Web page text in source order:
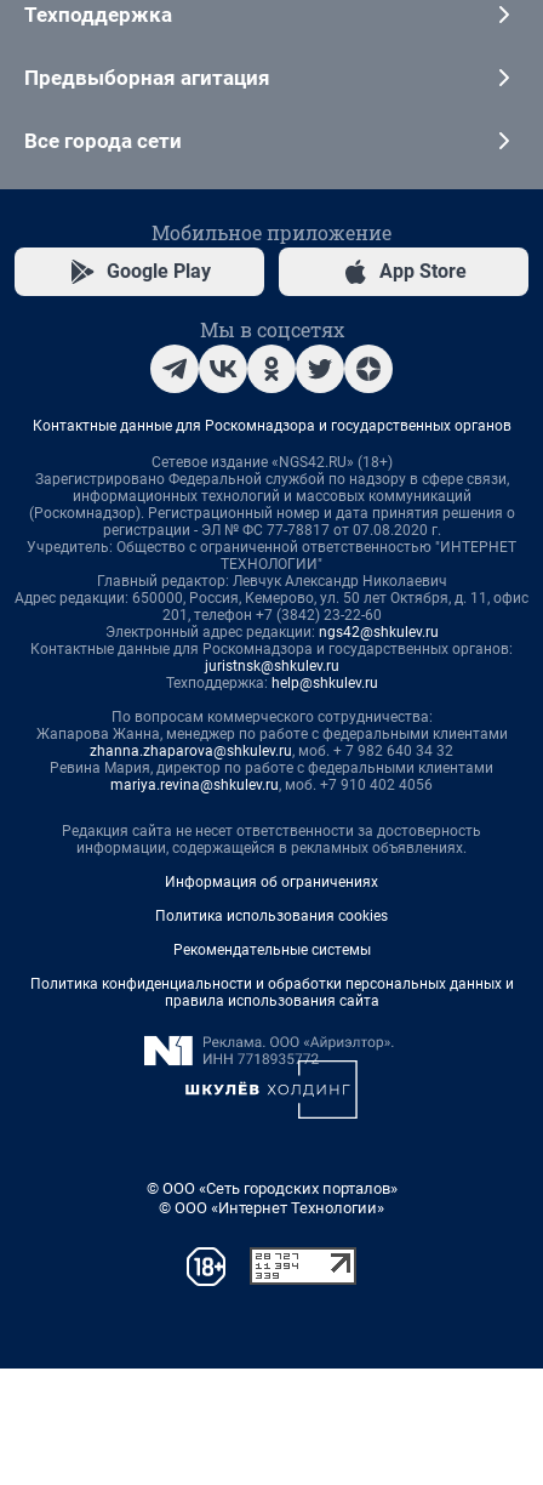
Техподдержка
Предвыборная агитация
Все города сети
Мобильное приложение
Google Play App Store
Мы в соцсетях
Контактные данные для Роскомнадзора и государственных органов
Сетевое издание «NGS42.RU» (18+)
Зарегистрировано Федеральной службой по надзору в сфере связи,
информационных технологий и массовых коммуникаций
(Роскомнадзор). Регистрационный номер и дата принятия решения о
регистрации - ЭЛ № ФС 77-78817 от 07.08.2020 г.
Учредитель: Общество с ограниченной ответственностью "ИНТЕРНЕТ
ТЕХНОЛОГИИ"
Главный редактор: Левчук Александр Николаевич
Адрес редакции: 650000, Россия, Кемерово, ул. 50 лет Октября, д. 11, офис
201, телефон +7 (3842) 23-22-60
Электронный адрес редакции: ngs42@shkulev.ru
Контактные данные для Роскомнадзора и государственных органов:
juristnsk@shkulev.ru
Техподдержка: help@shkulev.ru
По вопросам коммерческого сотрудничества:
Жапарова Жанна, менеджер по работе с федеральными клиентами
zhanna.zhaparova@shkulev.ru, моб. + 7 982 640 34 32
Ревина Мария, директор по работе с федеральными клиентами
mariya.revina@shkulev.ru, моб. +7 910 402 4056
Редакция сайта не несет ответственности за достоверность
информации, содержащейся в рекламных объявлениях.
Информация об ограничениях
Политика использования cookies
Рекомендательные системы
Политика конфиденциальности и обработки персональных данных и
правила использования сайта
© ООО «Сеть городских порталов»
© ООО «Интернет Технологии»